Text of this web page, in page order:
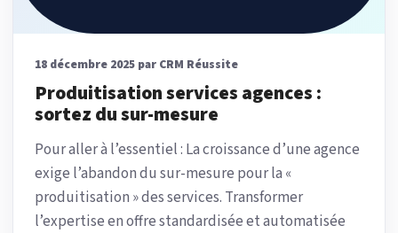
18 décembre 2025 par CRM Réussite
Produitisation services agences :
sortez du sur-mesure
Pour aller à l’essentiel : La croissance d’une agence
exige l’abandon du sur-mesure pour la «
produitisation » des services. Transformer
l’expertise en offre standardisée et automatisée